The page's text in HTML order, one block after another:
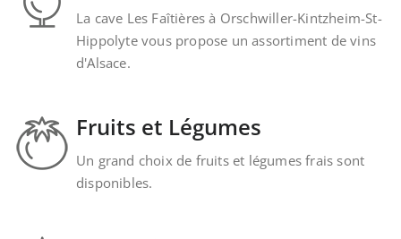
La cave Les Faîtières à Orschwiller-Kintzheim-St-
Hippolyte vous propose un assortiment de vins
d'Alsace.
Fruits et Légumes
Un grand choix de fruits et légumes frais sont
disponibles.